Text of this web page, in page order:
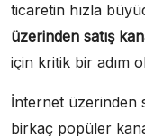
ticaretin hızla
üzerinden satış
için kritik bir adım
İnternet üzerinden
birkaç popüler